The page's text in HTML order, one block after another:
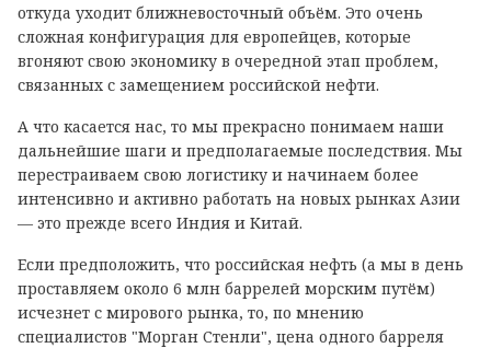
откуда уходит ближневосточный объём. Это очень
сложная конфигурация для европейцев, которые
вгоняют свою экономику в очередной этап проблем,
связанных с замещением российской нефти.
А что касается нас, то мы прекрасно понимаем наши
дальнейшие шаги и предполагаемые последствия. Мы
перестраиваем свою логистику и начинаем более
интенсивно и активно работать на новых рынках Азии
— это прежде всего Индия и Китай.
Если предположить, что российская нефть (а мы в день
проставляем около 6 млн баррелей морским путём)
исчезнет с мирового рынка, то, по мнению
специалистов "Морган Стенли", цена одного барреля